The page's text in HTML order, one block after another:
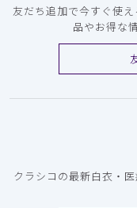
友だち追加で今すぐ使
品やお得な
クラシコの最新白衣・